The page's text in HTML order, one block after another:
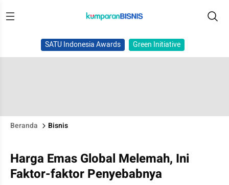
SATU Indonesia Awards Green Initiative
Beranda Bisnis
Harga Emas Global Melemah, Ini
Faktor-faktor Penyebabnya